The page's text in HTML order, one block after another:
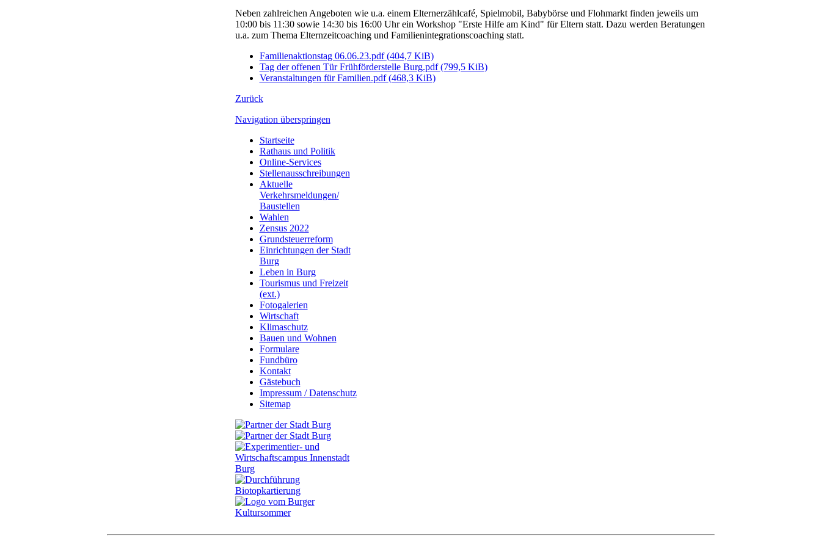
Neben zahlreichen Angeboten wie u.a. einem Elternerzählcafé, Spielmobil, Babybörse und Flohmarkt finden jeweils um
10:00 bis 11:30 sowie 14:30 bis 16:00 Uhr ein Workshop "Erste Hilfe am Kind" für Eltern statt. Dazu werden Beratungen
u.a. zum Thema Elternzeitcoaching und Familienintegrationscoaching statt.
Familienaktionstag 06.06.23.pdf(404,7 KiB)
Tag der offenen Tür Frühförderstelle Burg.pdf(799,5 KiB)
Veranstaltungen für Familien.pdf(468,3 KiB)
Zurück
Navigation überspringen
Startseite
Rathaus und Politik
Online-Services
Stellenausschreibungen
Aktuelle
Verkehrsmeldungen/
Baustellen
Wahlen
Zensus 2022
Grundsteuerreform
Einrichtungen der Stadt
Burg
Leben in Burg
Tourismus und Freizeit
(ext.)
Fotogalerien
Wirtschaft
Klimaschutz
Bauen und Wohnen
Formulare
Fundbüro
Kontakt
Gästebuch
Impressum / Datenschutz
Sitemap